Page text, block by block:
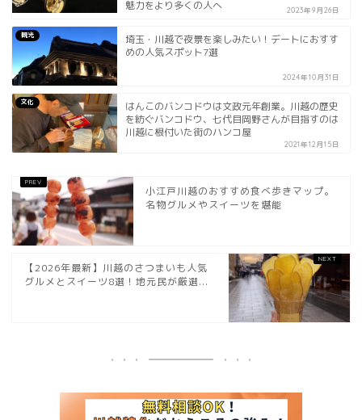
魅力をより多くの人へ 2023年9月26日
観光
埼玉・川越で夜景を楽しみたい！デートにおすす
めの人気スポット7選
2024年10月31日
文化
はんこのバンコドウは文政元年創業。川越の歴史
を紡ぐバンコドウ、七代目岡野さんが目指すのは
川越に根付いた街のハンコ屋
2021年12月15日
小江戸川越のおすすめ食べ歩きマップ。
名物グルメやスイーツを堪能
【2026年最新】川越のさつまいも人気
グルメとスイーツ8選！地元民が厳選...